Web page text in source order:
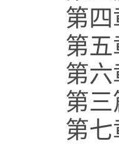
第四
第五
第六
第
第七章